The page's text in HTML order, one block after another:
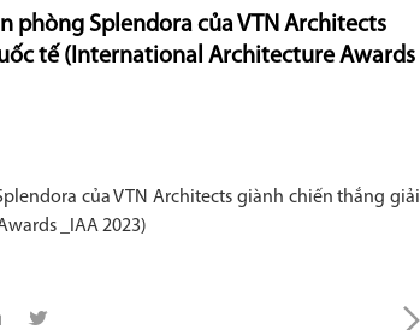
phòng Splendora của VTN Architects
tế (International Architecture Awards
của VTN Architects giành chiến thắng giải
_IAA 2023)